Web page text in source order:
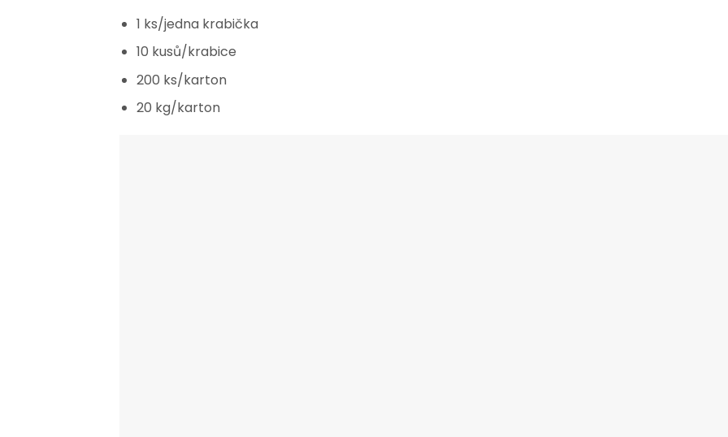
1 ks/jedna krabička
10 kusů/krabice
200 ks/karton
20 kg/karton